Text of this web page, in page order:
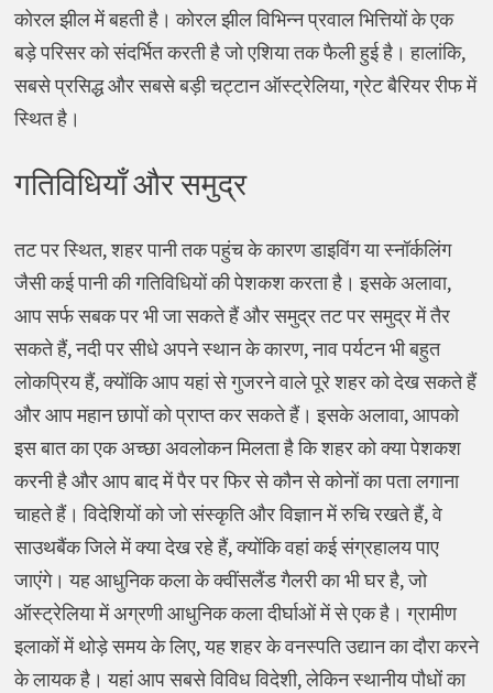
कोरल झील में बहती है। कोरल झील विभिन्न प्रवाल भित्तियों के एक
बड़े परिसर को संदर्भित करती है जो एशिया तक फैली हुई है। हालांकि,
सबसे प्रसिद्ध और सबसे बड़ी चट्टान ऑस्ट्रेलिया, ग्रेट बैरियर रीफ में
स्थित है।
गतिविधियाँ और समुद्र
तट पर स्थित, शहर पानी तक पहुंच के कारण डाइविंग या स्नॉर्कलिंग
जैसी कई पानी की गतिविधियों की पेशकश करता है। इसके अलावा,
आप सर्फ सबक पर भी जा सकते हैं और समुद्र तट पर समुद्र में तैर
सकते हैं, नदी पर सीधे अपने स्थान के कारण, नाव पर्यटन भी बहुत
लोकप्रिय हैं, क्योंकि आप यहां से गुजरने वाले पूरे शहर को देख सकते हैं
और आप महान छापों को प्राप्त कर सकते हैं। इसके अलावा, आपको
इस बात का एक अच्छा अवलोकन मिलता है कि शहर को क्या पेशकश
करनी है और आप बाद में पैर पर फिर से कौन से कोनों का पता लगाना
चाहते हैं। विदेशियों को जो संस्कृति और विज्ञान में रुचि रखते हैं, वे
साउथबैंक जिले में क्या देख रहे हैं, क्योंकि वहां कई संग्रहालय पाए
जाएंगे। यह आधुनिक कला के क्वींसलैंड गैलरी का भी घर है, जो
ऑस्ट्रेलिया में अग्रणी आधुनिक कला दीर्घाओं में से एक है। ग्रामीण
इलाकों में थोड़े समय के लिए, यह शहर के वनस्पति उद्यान का दौरा करने
के लायक है। यहां आप सबसे विविध विदेशी, लेकिन स्थानीय पौधों का